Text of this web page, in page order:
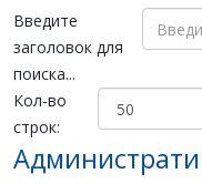
Введите
заголовок для
поиска...
Кол-во
строк: